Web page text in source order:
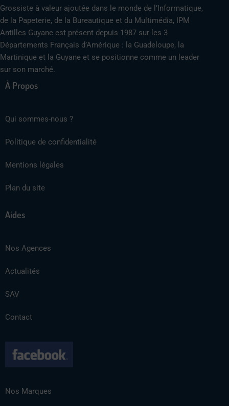
Grossiste à valeur ajoutée dans le monde de l’Informatique,
de la Papeterie, de la Bureautique et du Multimédia, IPM
Antilles Guyane est présent depuis 1987 sur les 3
Départements Français d’Amérique : la Guadeloupe, la
Martinique et la Guyane et se positionne comme un leader
sur son marché.
À Propos
Qui sommes-nous ?
Politique de confidentialité
Mentions légales
Plan du site
Aides
Nos Agences
Actualités
SAV
Contact
Nos Marques